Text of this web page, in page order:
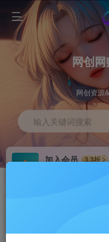
网创
网创资源
输入关键词搜索
加入会员
3.3折